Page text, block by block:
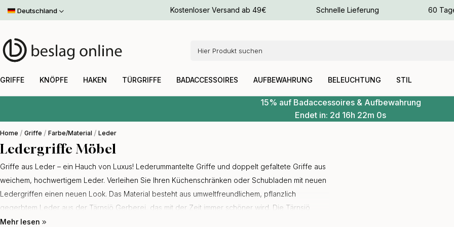
Deutschland Kostenloser Versand ab 49€ Schnelle Lieferung 60
GRIFFE
Einlassgriffe
Schrauben & Zubehör
Antik
Leder
Weitere Farben
KNÖPFE HAKEN TÜRGRIFFE BADACCESSOIRES
Handtuchhalter
AUFBEWAHRUNG
Möbelbeine
BELEUCHTUNG STIL
15% auf Badaccessoires & Aufbewahrung
Endet in: 2d 16h 21m 59s
Home Griffe Farbe/Material Leder
Ledergriffe Möbel
Griffe aus Leder – ein Hauch von Luxus! Lederummantelte Griffe und doppelt gefaltete Griffe aus
weichem, hochwertigem Leder. Verleihen Sie Ihren Küchenschränken oder Schubladen mit neuen
Ledergriffen einen neuen Look. Das Material besteht aus umweltfreundlichem, pflanzlich
gegerbtem Leder aus der Tärnsjö Gerberei, das mit der Zeit immer schöner wird. Die Tärnsjö
Gerberei stellt ihre Gerbsäure aus Eichenrinde nach traditionellen Methoden her – so wie es
Mehr lesen